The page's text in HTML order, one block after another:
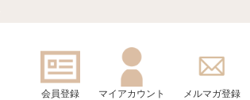
会員登録 マイアカウント メルマガ登録